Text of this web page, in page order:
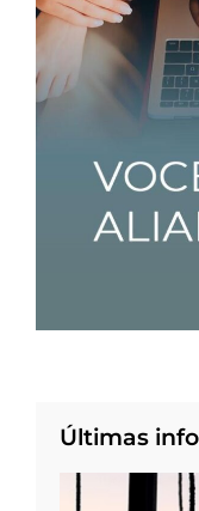
Últimas